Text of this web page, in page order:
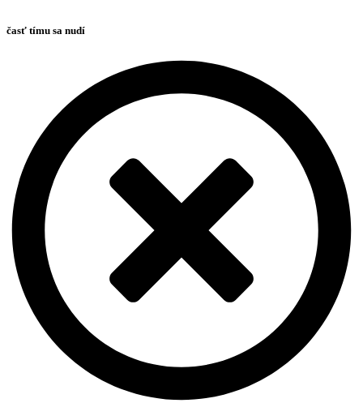
časť tímu sa nudí